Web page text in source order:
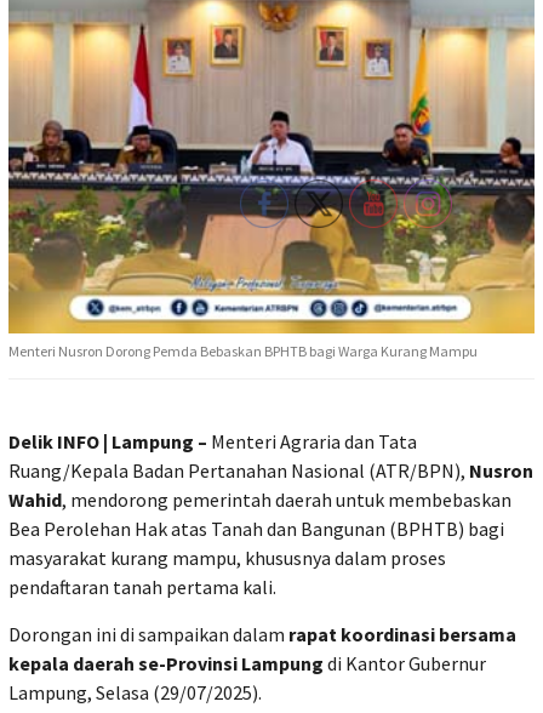
Menteri Nusron Dorong Pemda Bebaskan BPHTB bagi Warga Kurang Mampu
Delik INFO | Lampung – Menteri Agraria dan Tata
Ruang/Kepala Badan Pertanahan Nasional (ATR/BPN), Nusron
Wahid, mendorong pemerintah daerah untuk membebaskan
Bea Perolehan Hak atas Tanah dan Bangunan (BPHTB) bagi
masyarakat kurang mampu, khususnya dalam proses
pendaftaran tanah pertama kali.
Dorongan ini di sampaikan dalam rapat koordinasi bersama
kepala daerah se-Provinsi Lampung di Kantor Gubernur
Lampung, Selasa (29/07/2025).